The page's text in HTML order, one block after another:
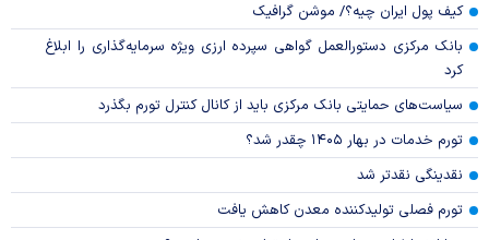
کیف پول ایران چیه؟/ موشن گرافیک
بانک مرکزی دستورالعمل گواهی سپرده ارزی ویژه سرمایه‌گذاری را ابلاغ
کرد
سیاست‌های حمایتی بانک مرکزی باید از کانال کنترل تورم بگذرد
تورم خدمات در بهار ۱۴۰۵ چقدر شد؟
نقدینگی نقدتر شد
تورم فصلی تولیدکننده معدن کاهش یافت